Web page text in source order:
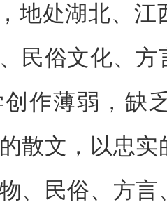
地处湖北、江
民俗文化、
作薄弱，缺
散文，以忠
、民俗、方